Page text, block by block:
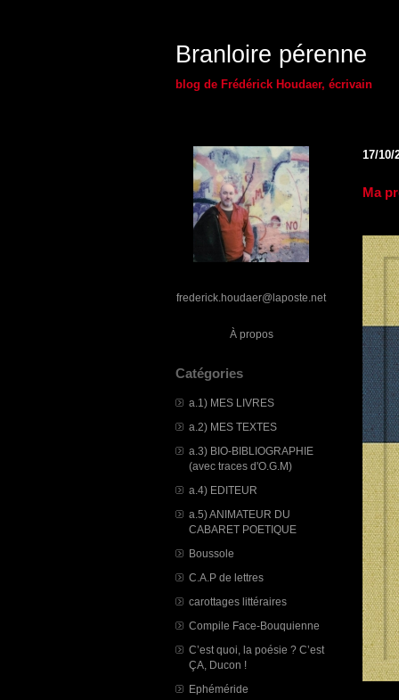
Branloire pérenne
blog de Frédérick Houdaer, écrivain
frederick.houdaer@laposte.net
À propos
Catégories
a.1) MES LIVRES
a.2) MES TEXTES
a.3) BIO-BIBLIOGRAPHIE
(avec traces d'O.G.M)
a.4) EDITEUR
a.5) ANIMATEUR DU
CABARET POETIQUE
Boussole
C.A.P de lettres
carottages littéraires
Compile Face-Bouquienne
C’est quoi, la poésie ? C’est
ÇA, Ducon !
Ephéméride
17/10/
Ma